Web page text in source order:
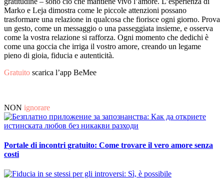
Marko e Leja dimostra come le piccole attenzioni possano
trasformare una relazione in qualcosa che fiorisce ogni giorno. Prova
un gesto, come un messaggio o una passeggiata insieme, e osserva
come la vostra relazione si rafforza. Ogni momento che dedichi è
come una goccia che irriga il vostro amore, creando un legame
pieno di gioia, fiducia e autenticità.
Gratuito scarica l’app BeMee
NON ignorare
Portale di incontri gratuito: Come trovare il vero amore senza
costi